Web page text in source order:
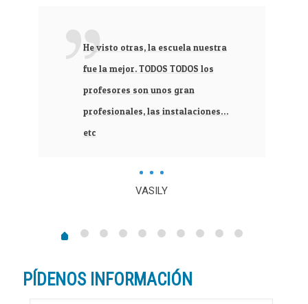
He visto otras, la escuela nuestra
fue la mejor. TODOS TODOS los
profesores son unos gran
profesionales, las instalaciones…
etc
VASILY
PÍDENOS INFORMACIÓN